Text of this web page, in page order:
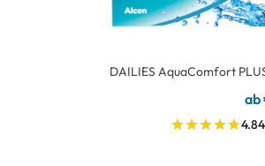
DAILIES AquaComfort
ab